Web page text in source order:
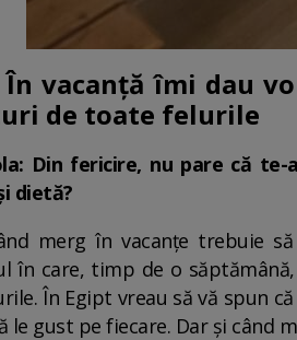
În vacanță îmi dau
de toate felurile
Din fericire, nu pare că
dietă?
merg în vacanțe trebuie
în care, timp de o
În Egipt vreau să vă spun
le gust pe fiecare. Dar și când